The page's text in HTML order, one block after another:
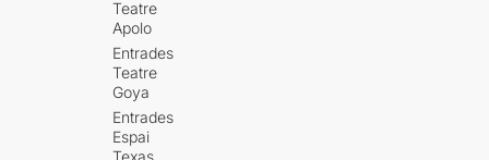
Teatre
Apolo
Entrades
Teatre
Goya
Entrades
Espai